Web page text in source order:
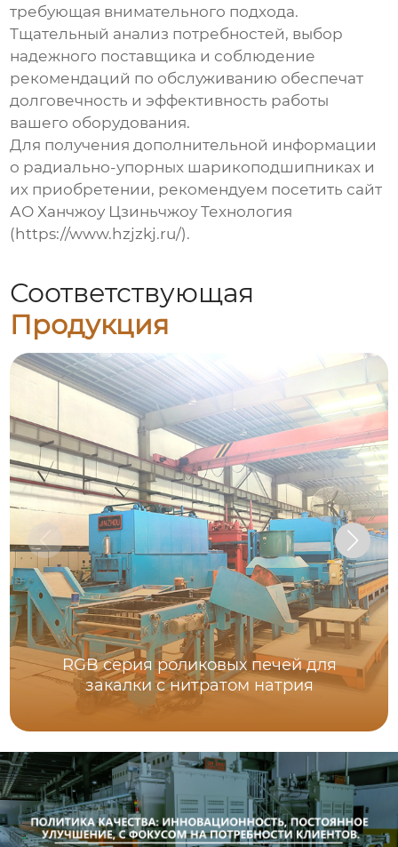
требующая внимательного подхода.
Тщательный анализ потребностей, выбор
надежного поставщика и соблюдение
рекомендаций по обслуживанию обеспечат
долговечность и эффективность работы
вашего оборудования.
Для получения дополнительной информации
о радиально-упорных шарикоподшипниках и
их приобретении, рекомендуем посетить сайт
АО Ханчжоу Цзиньчжоу Технология
( https://www.hzjzkj.ru/).
Соответствующая
Продукция
RGB серия роликовых печей для
закалки с нитратом натрия